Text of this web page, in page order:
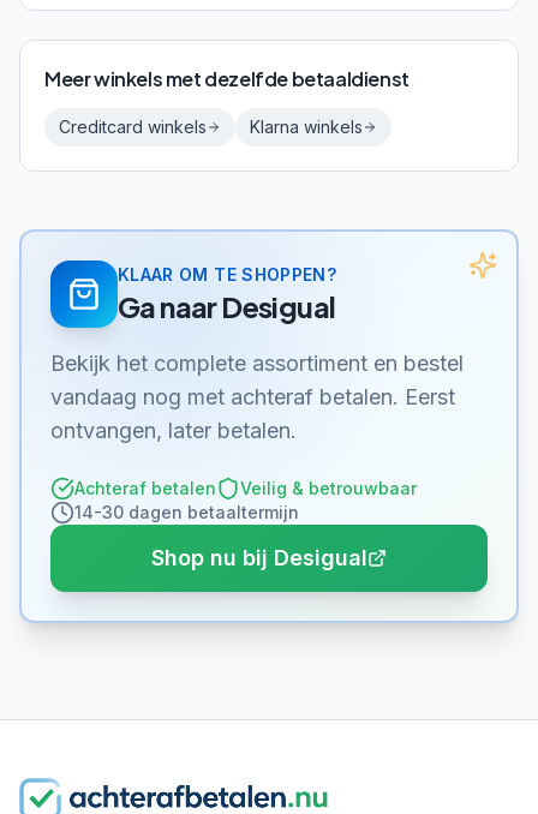
Meer winkels met dezelfde betaaldienst
Creditcard winkels Klarna winkels
KLAAR OM TE SHOPPEN?
Ga naarDesigual
Bekijk het complete assortiment en bestel
vandaag nog met achteraf betalen. Eerst
ontvangen, later betalen.
Achteraf betalen
Veilig & betrouwbaar
14-30 dagen betaaltermijn
Shop nu bij Desigual